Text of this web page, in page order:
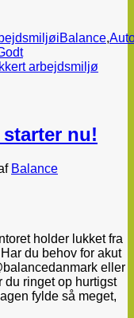
,
arbejdsmiljø
nu!
Balance
holder lukket fra
du behov for akut
eller
du ringet op hurtigst
fylde så meget,